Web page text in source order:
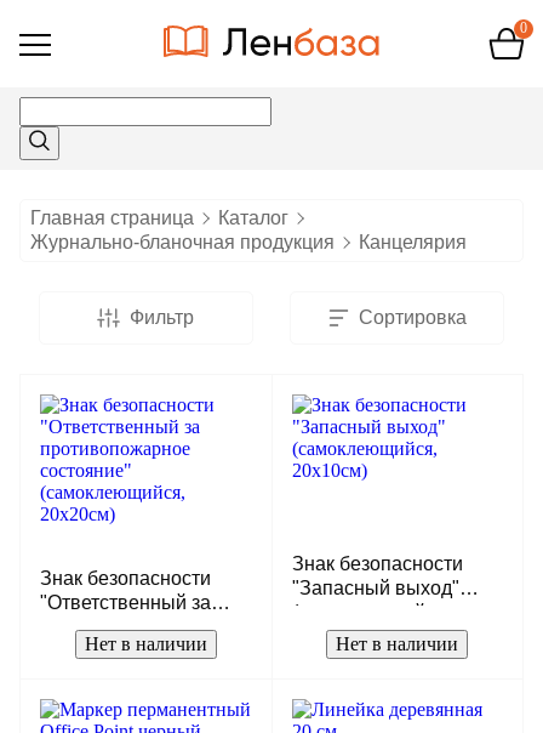
Открыть
0
Главная страница
Каталог
Журнально-бланочная продукция
Канцелярия
Фильтр Сортировка
Знак безопасности
"Ответственный за
противопожарное
состояние"
20х20см)
Нет в наличии
Знак безопасности
"Запасный выход"
(самоклеющийся,
20х10см)Нет в наличии